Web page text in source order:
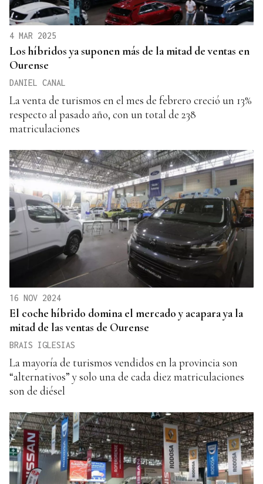
4 MAR 2025
Los híbridos ya suponen más de la mitad de ventas en
Ourense
DANIEL CANAL
La venta de turismos en el mes de febrero creció un 13%
respecto al pasado año, con un total de 238
matriculaciones
16 NOV 2024
El coche híbrido domina el mercado y acapara ya la
mitad de las ventas de Ourense
BRAIS IGLESIAS
La mayoría de turismos vendidos en la provincia son
“alternativos” y solo una de cada diez matriculaciones
son de diésel